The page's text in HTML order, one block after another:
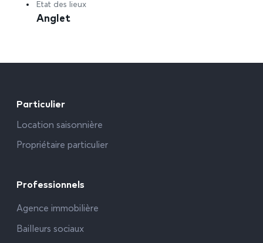
Etat des lieux
Anglet
Particulier
Location saisonnière
Propriétaire particulier
Professionnels
Agence immobilière
Bailleurs sociaux